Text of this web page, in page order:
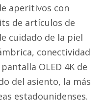
aperitivos con
de artículos de
cuidado de la piel
conectividad
OLED 4K de
del asiento, la más
estadounidenses.